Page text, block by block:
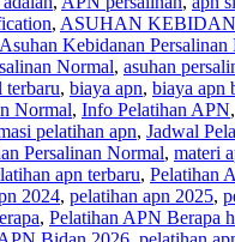
, ASUHAN
Asuhan Kebidanan Persalinan
Normal, asuhan
terbaru, biaya apn, biaya apn
Normal, Info Pelatihan APN,
pelatihan apn, Jadwal
Persalinan Normal, materi
apn terbaru, Pelatihan
2024, pelatihan apn 2025,
, Pelatihan APN Berapa